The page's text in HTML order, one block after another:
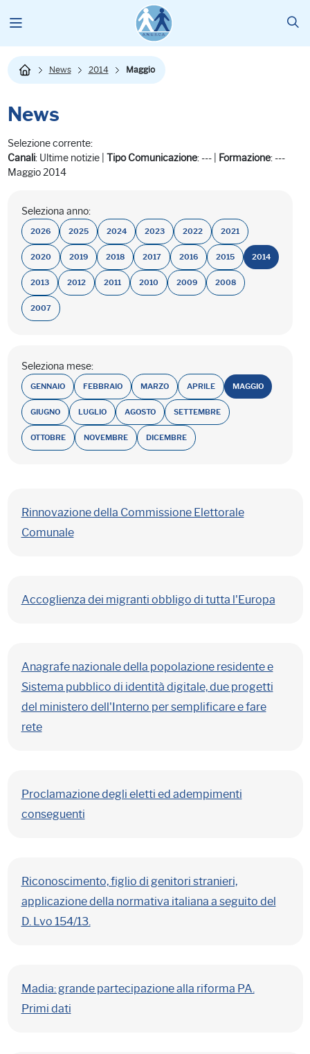
News 2014 Maggio
News
Selezione corrente:
Canali: Ultime notizie | Tipo Comunicazione: --- | Formazione: ---
Maggio 2014
Seleziona anno:
2026 2025 2024 2023 2022 2021
2020 2019 2018 2017 2016 2015 2014
2013 2012 2011 2010 2009 2008
2007
Seleziona mese:
GENNAIO FEBBRAIO MARZO APRILE MAGGIO
GIUGNO LUGLIO AGOSTO SETTEMBRE
OTTOBRE NOVEMBRE DICEMBRE
Rinnovazione della Commissione Elettorale
Comunale
Accoglienza dei migranti obbligo di tutta l'Europa
Anagrafe nazionale della popolazione residente e
Sistema pubblico di identità digitale, due progetti
del ministero dell'Interno per semplificare e fare
rete
Proclamazione degli eletti ed adempimenti
conseguenti
Riconoscimento, figlio di genitori stranieri,
applicazione della normativa italiana a seguito del
D. Lvo 154/13.
Madia: grande partecipazione alla riforma PA.
Primi dati